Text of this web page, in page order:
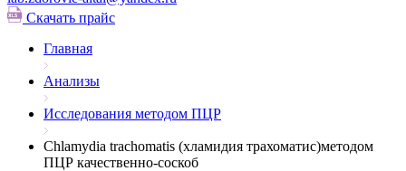
Скачать прайс
Главная
Анализы
Исследования методом ПЦР
Chlamydia trachomatis (хламидия трахоматис)методом
ПЦР качественно-соскоб